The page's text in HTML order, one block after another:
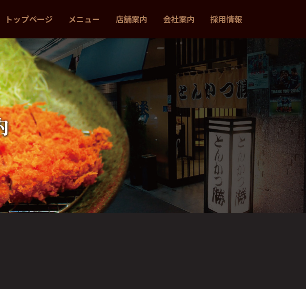
トップページ メニュー 店舗案内 会社案内 採用情報